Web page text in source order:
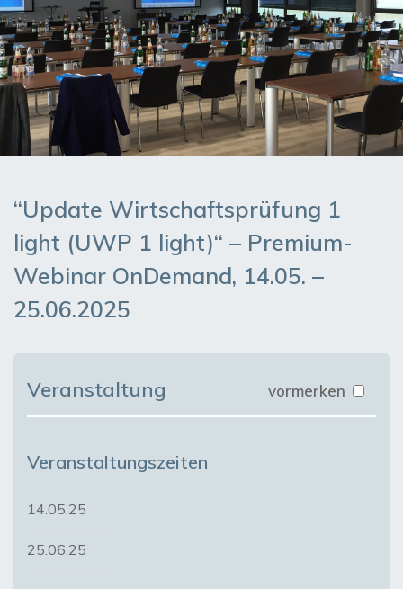
“Update Wirtschaftsprüfung 1
light (UWP 1 light)“ – Premium-
Webinar OnDemand, 14.05. –
25.06.2025
Veranstaltung vormerken
Veranstaltungszeiten
14.05.25
25.06.25